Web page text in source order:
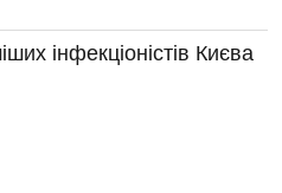
інфекціоністів Києва